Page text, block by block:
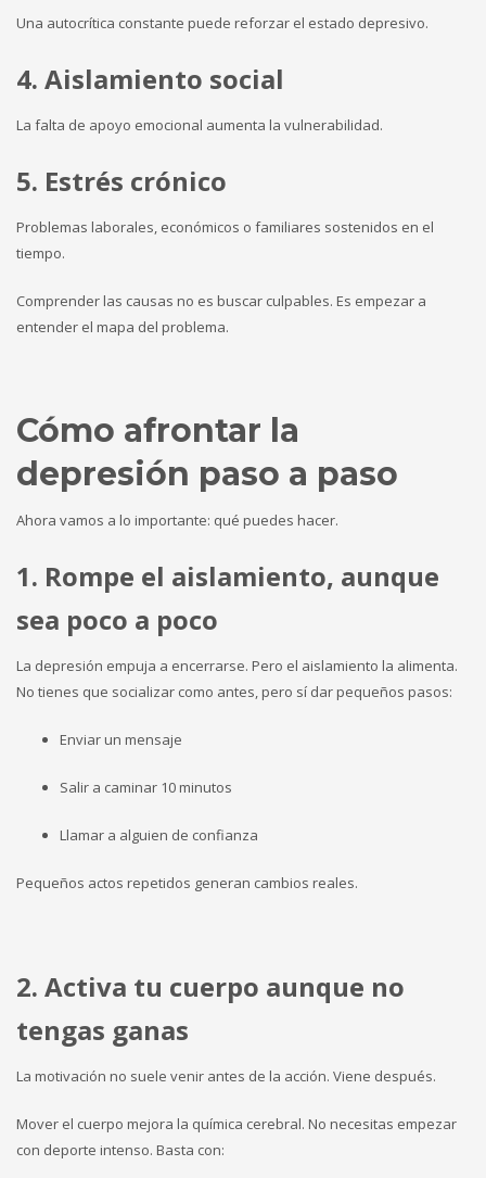
Una autocrítica constante puede reforzar el estado depresivo.
4. Aislamiento social
La falta de apoyo emocional aumenta la vulnerabilidad.
5. Estrés crónico
Problemas laborales, económicos o familiares sostenidos en el
tiempo.
Comprender las causas no es buscar culpables. Es empezar a
entender el mapa del problema.
Cómo afrontar la
depresión paso a paso
Ahora vamos a lo importante: qué puedes hacer.
1. Rompe el aislamiento, aunque
sea poco a poco
La depresión empuja a encerrarse. Pero el aislamiento la alimenta.
No tienes que socializar como antes, pero sí dar pequeños pasos:
Enviar un mensaje
Salir a caminar 10 minutos
Llamar a alguien de confianza
Pequeños actos repetidos generan cambios reales.
2. Activa tu cuerpo aunque no
tengas ganas
La motivación no suele venir antes de la acción. Viene después.
Mover el cuerpo mejora la química cerebral. No necesitas empezar
con deporte intenso. Basta con: